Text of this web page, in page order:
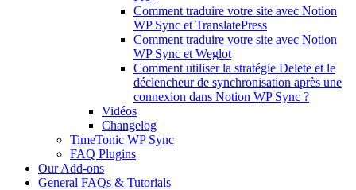
Comment traduire votre site avec Notion
WP Sync et TranslatePress
Comment traduire votre site avec Notion
WP Sync et Weglot
Comment utiliser la stratégie Delete et le
déclencheur de synchronisation après une
connexion dans Notion WP Sync ?
Vidéos
Changelog
TimeTonic WP Sync
FAQ Plugins
Our Add-ons
General FAQs & Tutorials